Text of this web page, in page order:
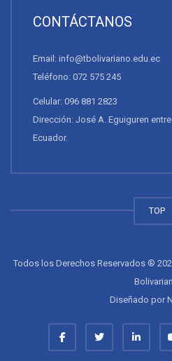
Rehabilitación Física
Enfermería
Educación Básica
Administración de Sistemas de Salud
RECURSOS
CONTÁCTANOS
Email: info@tbolivariano.edu.ec